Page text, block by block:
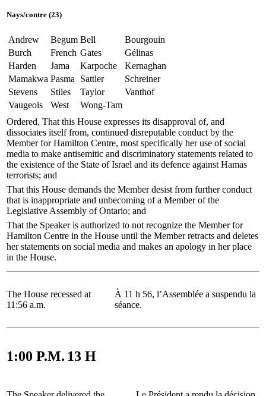
Nays/contre (23)
Andrew Begum Bell
Bourgouin
Burch
French Gates
Gélinas
Harden
Jama Karpoche
Kernaghan
Mamakwa Pasma Sattler
Schreiner
Stevens
Stiles Taylor
Vanthof
Vaugeois
West
Wong-Tam
Ordered, That this House expresses its disapproval of, and
dissociates itself from, continued disreputable conduct by the
Member for Hamilton Centre, most specifically her use of social
media to make antisemitic and discriminatory statements related to
the existence of the State of Israel and its defence against Hamas
terrorists; and
That this House demands the Member desist from further conduct
that is inappropriate and unbecoming of a Member of the
Legislative Assembly of Ontario; and
That the Speaker is authorized to not recognize the Member for
Hamilton Centre in the House until the Member retracts and deletes
her statements on social media and makes an apology in her place
in the House.
The House recessed at
11:56 a.m.
À 11 h 56, l’Assemblée a suspendu la
séance.
1:00 P.M. 13 H